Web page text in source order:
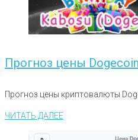
Прогноз цены
Прогноз цены криптовалюты
ЧИТАТЬ ДАЛЕЕ